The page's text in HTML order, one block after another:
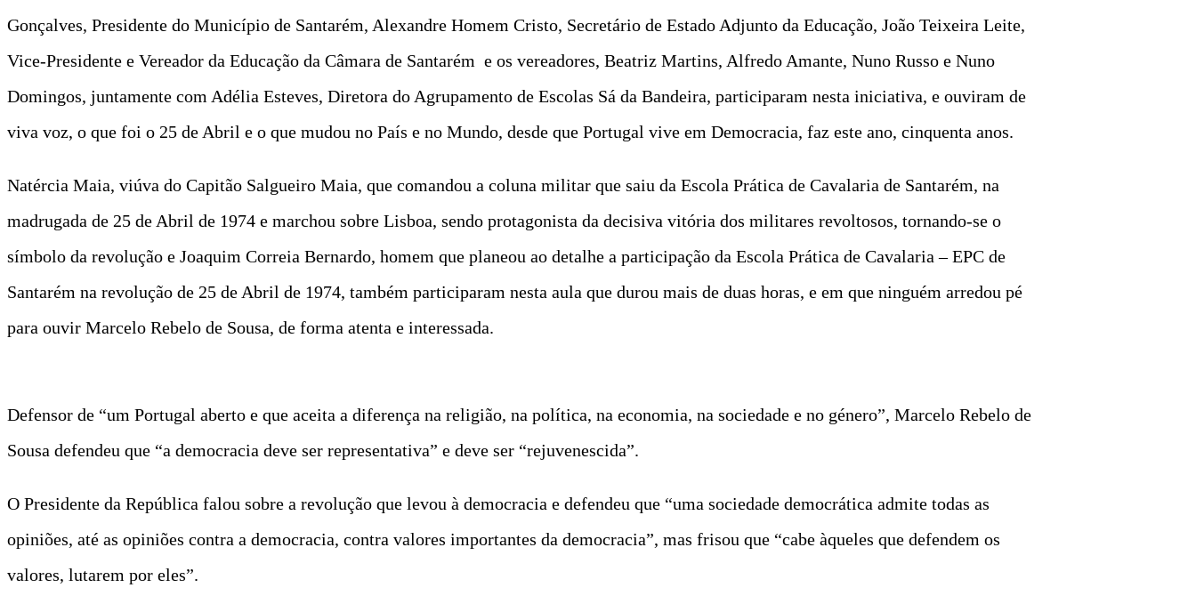
Gonçalves, Presidente do Município de Santarém, Alexandre Homem Cristo, Secretário de Estado Adjunto da Educação, João Teixeira Leite,
Vice-Presidente e Vereador da Educação da Câmara de Santarém e os vereadores, Beatriz Martins, Alfredo Amante, Nuno Russo e Nuno
Domingos, juntamente com Adélia Esteves, Diretora do Agrupamento de Escolas Sá da Bandeira, participaram nesta iniciativa, e ouviram de
viva voz, o que foi o 25 de Abril e o que mudou no País e no Mundo, desde que Portugal vive em Democracia, faz este ano, cinquenta anos.
Natércia Maia, viúva do Capitão Salgueiro Maia, que comandou a coluna militar que saiu da Escola Prática de Cavalaria de Santarém, na
madrugada de 25 de Abril de 1974 e marchou sobre Lisboa, sendo protagonista da decisiva vitória dos militares revoltosos, tornando-se o
símbolo da revolução e Joaquim Correia Bernardo, homem que planeou ao detalhe a participação da Escola Prática de Cavalaria – EPC de
Santarém na revolução de 25 de Abril de 1974, também participaram nesta aula que durou mais de duas horas, e em que ninguém arredou pé
para ouvir Marcelo Rebelo de Sousa, de forma atenta e interessada.
Defensor de “um Portugal aberto e que aceita a diferença na religião, na política, na economia, na sociedade e no género”, Marcelo Rebelo de
Sousa defendeu que “a democracia deve ser representativa” e deve ser “rejuvenescida”.
O Presidente da República falou sobre a revolução que levou à democracia e defendeu que “uma sociedade democrática admite todas as
opiniões, até as opiniões contra a democracia, contra valores importantes da democracia”, mas frisou que “cabe àqueles que defendem os
valores, lutarem por eles”.